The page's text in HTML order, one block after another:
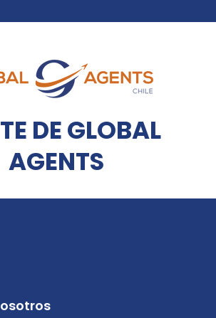
DE GLOBAL
AGENTS